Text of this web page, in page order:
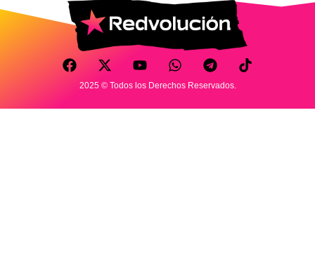
2025 © Todos los Derechos Reservados.